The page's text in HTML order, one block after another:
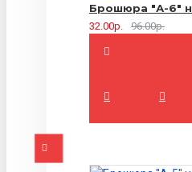
32.00р. 96.00р.